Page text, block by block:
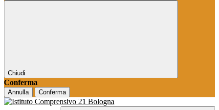
Chiudi
Conferma
Annulla Conferma